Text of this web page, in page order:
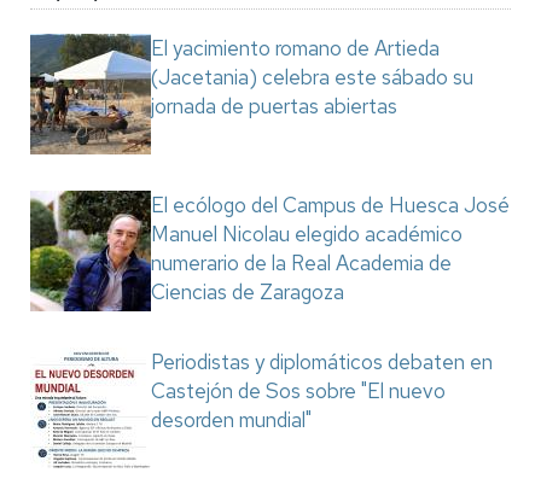
El yacimiento romano de Artieda
(Jacetania) celebra este sábado su
jornada de puertas abiertas
El ecólogo del Campus de Huesca José
Manuel Nicolau elegido académico
numerario de la Real Academia de
Ciencias de Zaragoza
Periodistas y diplomáticos debaten en
Castejón de Sos sobre "El nuevo
desorden mundial"